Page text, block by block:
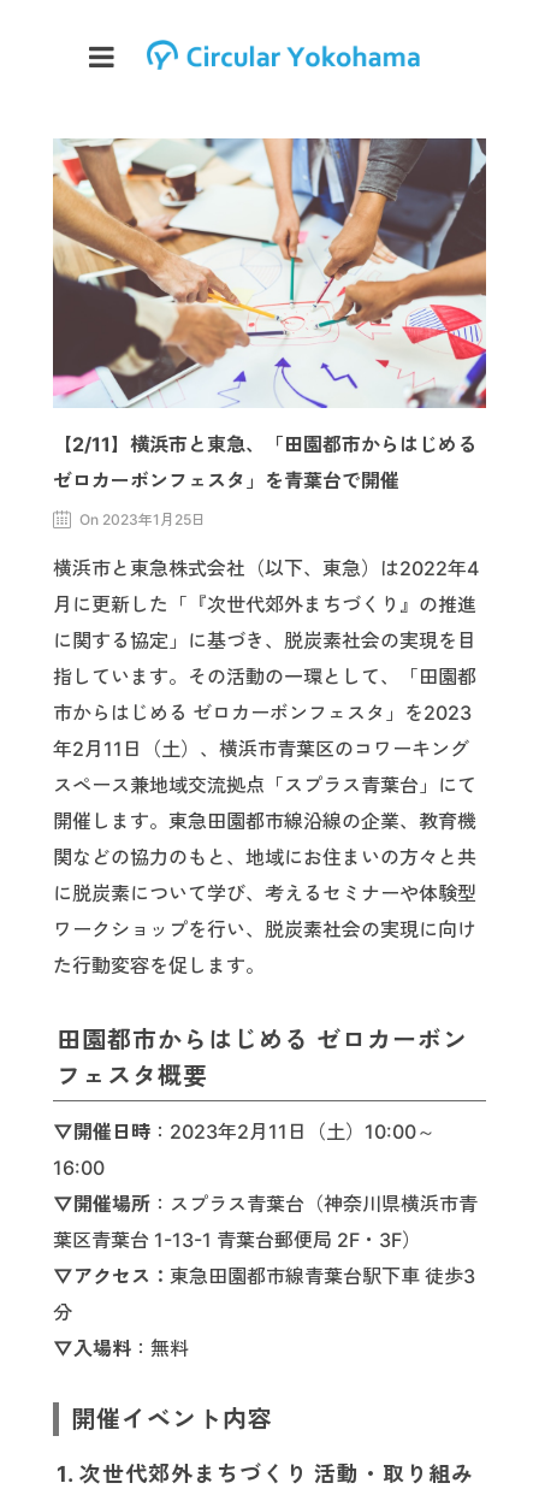
【2/11】横浜市と東急、「田園都市からはじめる
ゼロカーボンフェスタ」を青葉台で開催
On 2023年1月25日
横浜市と東急株式会社（以下、東急）は2022年4
月に更新した「『次世代郊外まちづくり』の推進
に関する協定」に基づき、脱炭素社会の実現を目
指しています。その活動の一環として、「田園都
市からはじめる ゼロカーボンフェスタ」を2023
年2月11日（土）、横浜市青葉区のコワーキング
スペース兼地域交流拠点「スプラス青葉台」にて
開催します。東急田園都市線沿線の企業、教育機
関などの協力のもと、地域にお住まいの方々と共
に脱炭素について学び、考えるセミナーや体験型
ワークショップを行い、脱炭素社会の実現に向け
た行動変容を促します。
田園都市からはじめる ゼロカーボン
フェスタ概要
▽開催日時 ：2023年2月11日（土）10:00～
16:00
▽開催場所 ：スプラス青葉台（神奈川県横浜市青
葉区青葉台 1-13-1 青葉台郵便局 2F・3F）
▽アクセス： 東急田園都市線青葉台駅下車 徒歩3
分
▽入場料 ：無料
開催イベント内容
1. 次世代郊外まちづくり 活動・取り組み